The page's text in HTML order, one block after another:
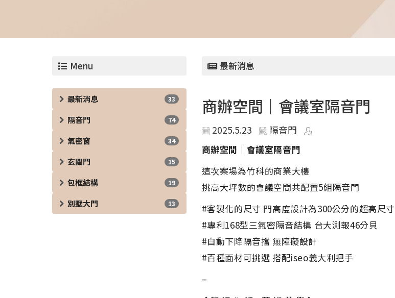
Menu
最新消息 33
隔音門 74
氣密窗 34
玄關門 15
包框結構 19
別墅大門 13
最新消息
商辦空間｜會議室隔音門
2025.5.23 隔音門
商辦空間｜會議室隔音門
這次案場為竹科的商業大樓
挑高大坪數的會議空間共配置5組隔音門
#客製化的尺寸 門高度設計為300公分的超高尺寸
#專利168型三氣密隔音結構 台大測報46分貝
#自動下降隔音擋 無障礙設計
#百種面材可挑選 搭配iseo義大利把手
–